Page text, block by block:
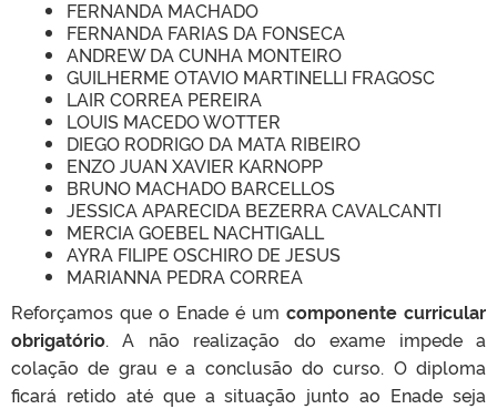
FERNANDA MACHADO
FERNANDA FARIAS DA FONSECA
ANDREW DA CUNHA MONTEIRO
GUILHERME OTAVIO MARTINELLI FRAGOSC
LAIR CORREA PEREIRA
LOUIS MACEDO WOTTER
DIEGO RODRIGO DA MATA RIBEIRO
ENZO JUAN XAVIER KARNOPP
BRUNO MACHADO BARCELLOS
JESSICA APARECIDA BEZERRA CAVALCANTI
MERCIA GOEBEL NACHTIGALL
AYRA FILIPE OSCHIRO DE JESUS
MARIANNA PEDRA CORREA
Reforçamos que o Enade é um componente curricular
obrigatório. A não realização do exame impede a
colação de grau e a conclusão do curso. O diploma
ficará retido até que a situação junto ao Enade seja